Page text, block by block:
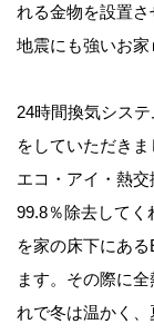
れる金物を設置
地震にも強いお家
24時間換気シス
をしていただきま
エコ・アイ・熱
99.8％除去して
を家の床下にあ
ます。その際に
れで冬は温かく